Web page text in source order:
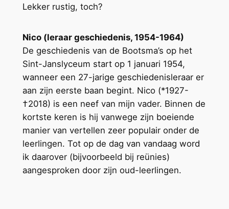
Lekker rustig, toch?
Nico (leraar geschiedenis, 1954-1964)
De geschiedenis van de Bootsma’s op het
Sint-Janslyceum start op 1 januari 1954,
wanneer een 27-jarige geschiedenisleraar er
aan zijn eerste baan begint. Nico (*1927-
†2018) is een neef van mijn vader. Binnen de
kortste keren is hij vanwege zijn boeiende
manier van vertellen zeer populair onder de
leerlingen. Tot op de dag van vandaag word
ik daarover (bijvoorbeeld bij reünies)
aangesproken door zijn oud-leerlingen.